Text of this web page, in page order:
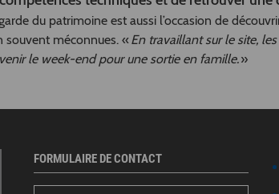
du patrimoine est aussi l’occasion de
souvent méconnues. «En travaillant sur le site,
le week-end pour une sortie en famille.»
FORMULAIRE DE CONTACT